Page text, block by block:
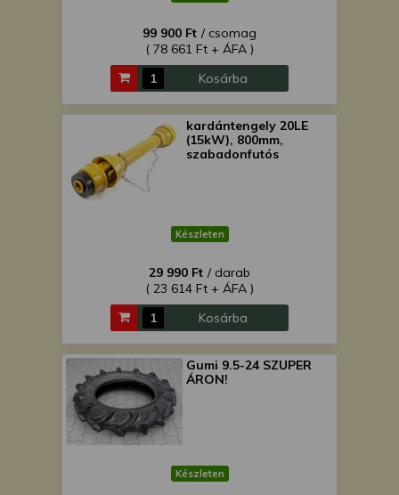
99 900 Ft / csomag
( 78 661 Ft + ÁFA )
Kosárba
kardántengely 20LE
(15kW), 800mm,
szabadonfutós
Készleten
29 990 Ft / darab
( 23 614 Ft + ÁFA )
Kosárba
Gumi 9.5-24 SZUPER
ÁRON!
Készleten